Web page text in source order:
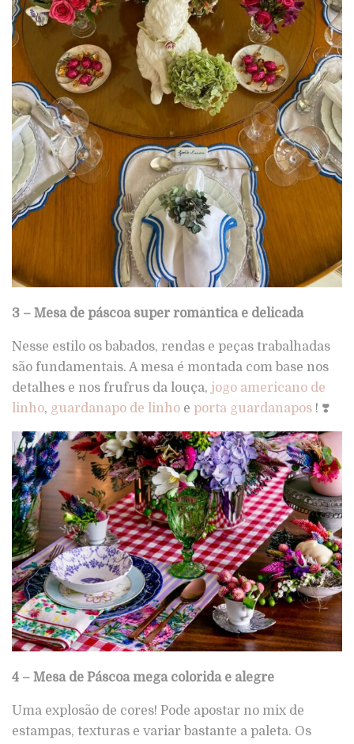
3 – Mesa de páscoa super romântica e delicada
Nesse estilo os babados, rendas e peças trabalhadas
são fundamentais. A mesa é montada com base nos
detalhes e nos frufrus da louça, jogo americano de
linho, guardanapo de linho e porta guardanapos ! ❣️
4 – Mesa de Páscoa mega colorida e alegre
Uma explosão de cores! Pode apostar no mix de
estampas, texturas e variar bastante a paleta. Os